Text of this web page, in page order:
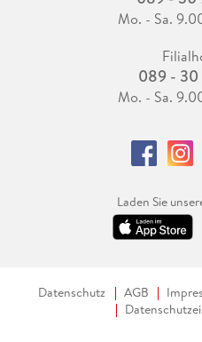
Mo. - Sa.
089 - 30
Mo. - Sa.
Laden Sie
Datenschutz AGB